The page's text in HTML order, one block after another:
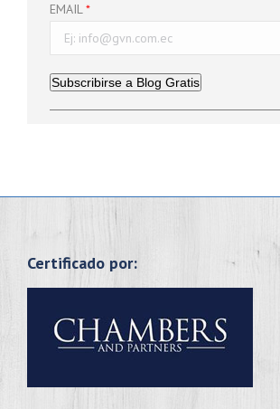
EMAIL
Subscribirse a Blog Gratis
Certificado por: